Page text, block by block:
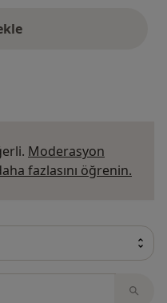
Moderasyon
fazlasını öğrenin.